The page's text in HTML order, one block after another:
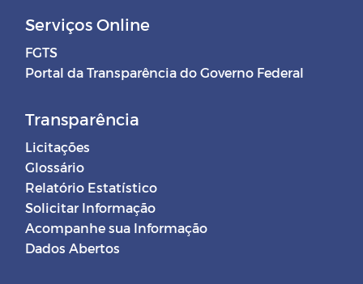
Serviços Online
FGTS
Portal da Transparência do Governo Federal
Transparência
Licitações
Glossário
Relatório Estatístico
Solicitar Informação
Acompanhe sua Informação
Dados Abertos